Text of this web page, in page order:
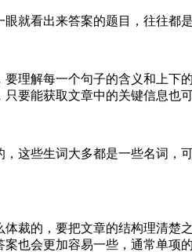
看出来答案的题目，往往都
解每一个句子的含义和上下
要能获取文章中的关键信息也
些生词大多都是一些名词，
的，要把文章的结构理清楚
也会更加容易一些，通常单项